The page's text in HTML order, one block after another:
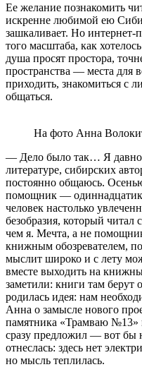
Ее желание познакомить
искренне любимой ею
зашкаливает. Но
того масштаба, как
душа просят простора,
пространства ― места для
приходить, знакомиться с
общаться.
На фото Анна
— Дело было так… Я давно
литературе, сибирских
постоянно общаюсь.
помощник ―
человек настолько
безобразия, который читал
чем я. Мечта, а не
книжным обозревателем,
мыслит широко и с лету
вместе выходить на
заметили: книги там берут
родилась идея: нам
Анна о замысле нового
памятника «Трамваю №13»
сразу предложил — вот бы
отнеслась: здесь нет
но мысль теплилась.